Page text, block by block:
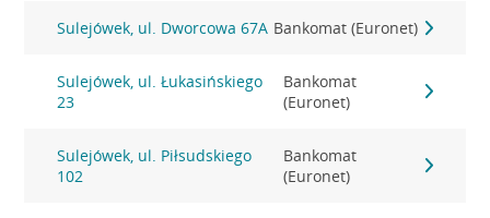
Sulejówek, ul. Dworcowa 67A Bankomat (Euronet)
Sulejówek, ul. Łukasińskiego
23
Bankomat
(Euronet)
Sulejówek, ul. Piłsudskiego
102
Bankomat
(Euronet)